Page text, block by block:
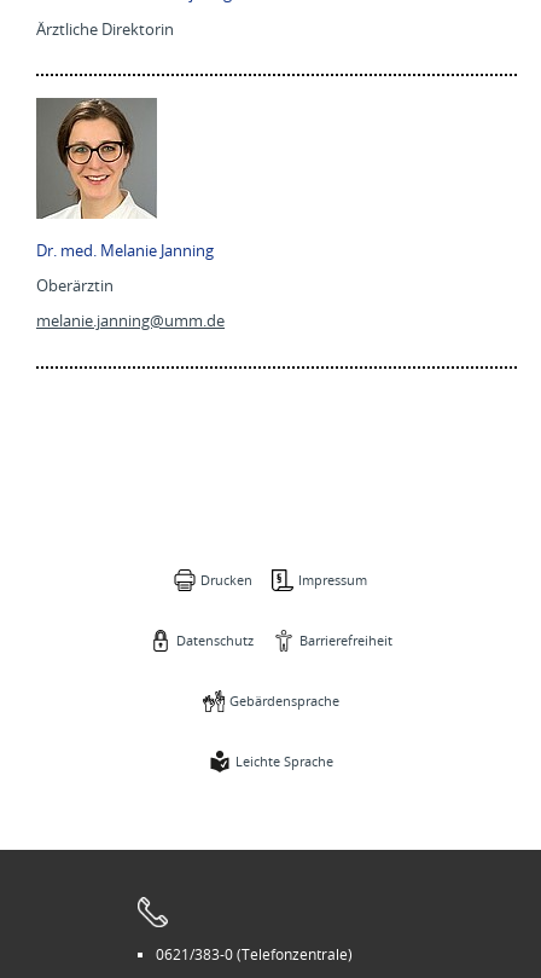
Ärztliche Direktorin
Dr. med. Melanie Janning
Oberärztin
melanie.janning@umm.de
Drucken Impressum
Datenschutz Barrierefreiheit
Gebärdensprache
Leichte Sprache
0621/383-0 (Telefonzentrale)